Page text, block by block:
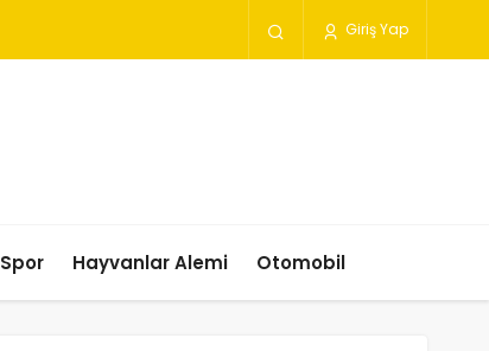
Giriş Yap
Spor Hayvanlar Alemi Otomobil